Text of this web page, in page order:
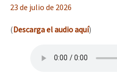
23 de julio de 2026
(Descarga el audio aquí)